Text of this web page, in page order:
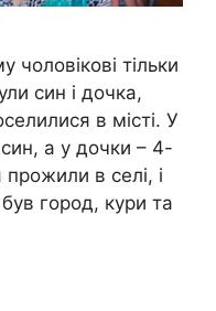
чоловікові тільки
син і дочка,
в місті. У
а у дочки – 4-
в селі, і
город, кури та